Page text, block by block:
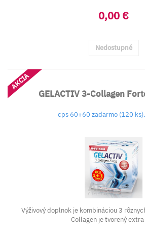
0,00 €
Nedostupné
GELACTIV 3-Collagen
cps 60+60 zadarmo (120
AKCIA
Výživový doplnok je kombináciou 3
Collagen je tvorený